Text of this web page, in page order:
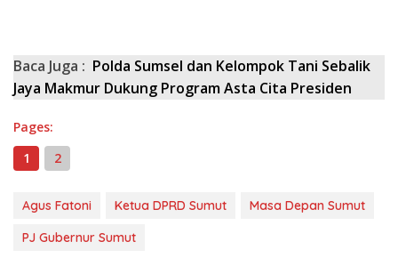
Baca Juga : Polda Sumsel dan Kelompok Tani Sebalik
Jaya Makmur Dukung Program Asta Cita Presiden
Pages:
1
2
Agus Fatoni Ketua DPRD Sumut
Masa Depan Sumut
PJ Gubernur Sumut